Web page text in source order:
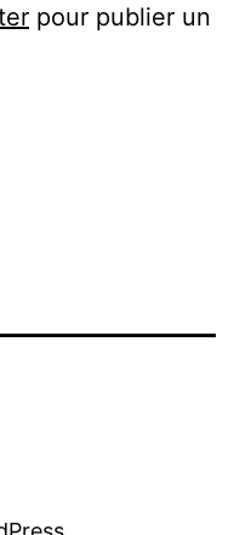
pour publier un